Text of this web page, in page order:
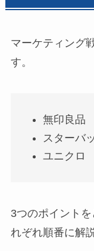
マーケティング
す。
無印良品
スターバ
ユニクロ
3つのポイント
れぞれ順番に解